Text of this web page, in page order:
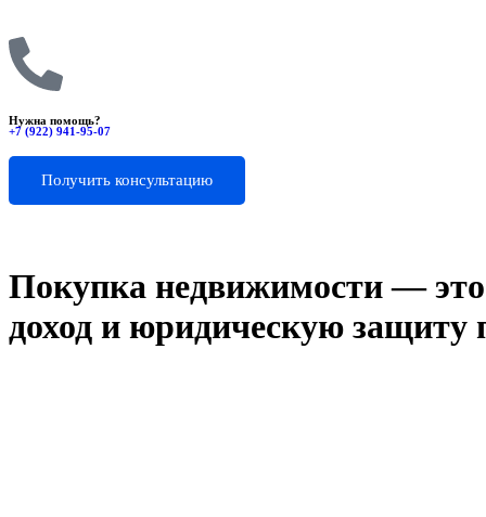
Нужна помощь?
+7 (922) 941-95-07
Получить консультацию
Покупка недвижимости — это
доход и юридическую защиту